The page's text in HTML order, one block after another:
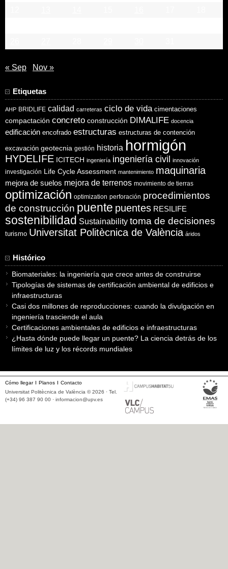
« Sep Nov »
Etiquetas
AHP BRIDLIFE calidad carreteras ciclo de vida cimentaciones
compactación concreto construcción DIMALIFE docencia
edificación encofrado estructuras estructuras de contención
excavación geotecnia gestión historia hormigón
HYDELIFE ICITECH ingeniería ingeniería civil innovación
investigación Life Cycle Assessment mantenimiento maquinaria
mejora de suelos mejora de terrenos movimiento de tierras
optimización optimization perforación procedimientos
de construcción puente puentes RESILIFE
sostenibilidad Sustainability toma de decisiones
turismo Universitat Politècnica de València áridos
Histórico
Biomateriales: la ingeniería que crece antes de construirse
Tipologías de sistemas de certificación ambiental de edificios e
infraestructuras
Casi dos millones de reproducciones: cuando la divulgación en
ingeniería trasciende el aula
Certificaciones ambientales de edificios e infraestructuras
¿Hasta dónde puede llegar un puente? La ciencia detrás de los
límites de luz y los récords mundiales
Cómo llegar Planos
Contacto
Universitat Politècnica de València © 2026 · Tel.
(+34) 96 387 90 00 · informacion@upv.es